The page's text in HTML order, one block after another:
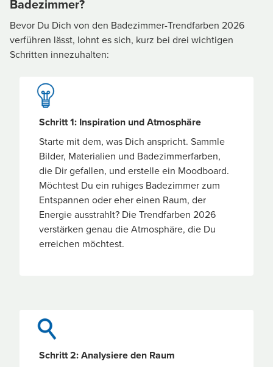
Badezimmer?
Bevor Du Dich von den Badezimmer-Trendfarben 2026
verführen lässt, lohnt es sich, kurz bei drei wichtigen
Schritten innezuhalten:
Schritt 1: Inspiration und Atmosphäre
Starte mit dem, was Dich anspricht. Sammle
Bilder, Materialien und Badezimmerfarben,
die Dir gefallen, und erstelle ein Moodboard.
Möchtest Du ein ruhiges Badezimmer zum
Entspannen oder eher einen Raum, der
Energie ausstrahlt? Die Trendfarben 2026
verstärken genau die Atmosphäre, die Du
erreichen möchtest.
Schritt 2: Analysiere den Raum